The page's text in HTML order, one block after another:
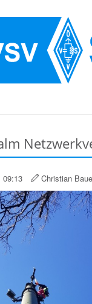
09:13
Christian